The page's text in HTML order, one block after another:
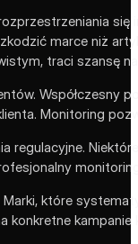
marce niż
traci szansę
Współczesny
Monitoring
regulacyjne.
które
konkretne